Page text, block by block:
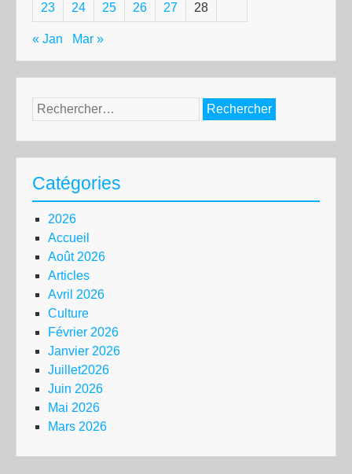
23 24 25 26 27 28
« Jan Mar »
Rechercher :
Catégories
2026
Accueil
Août 2026
Articles
Avril 2026
Culture
Février 2026
Janvier 2026
Juillet2026
Juin 2026
Mai 2026
Mars 2026